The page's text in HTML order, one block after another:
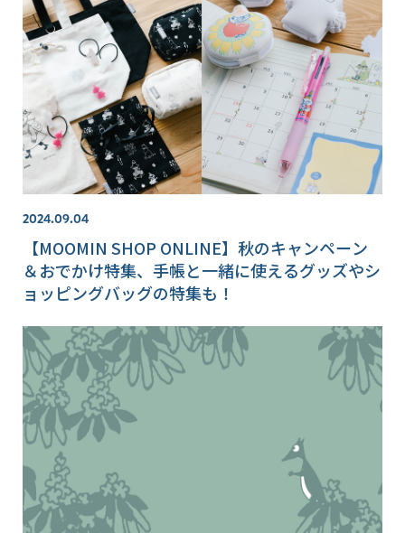
2024.09.04
【MOOMIN SHOP ONLINE】秋のキャンペーン
＆おでかけ特集、手帳と一緒に使えるグッズやシ
ョッピングバッグの特集も！